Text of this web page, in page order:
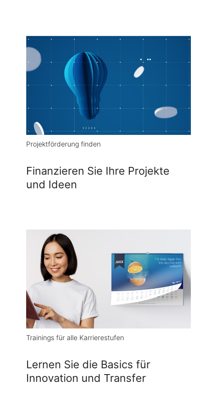
Projektförderung finden
Finanzieren Sie Ihre Projekte
und Ideen
Trainings für alle Karrierestufen
Lernen Sie die Basics für
Innovation und Transfer